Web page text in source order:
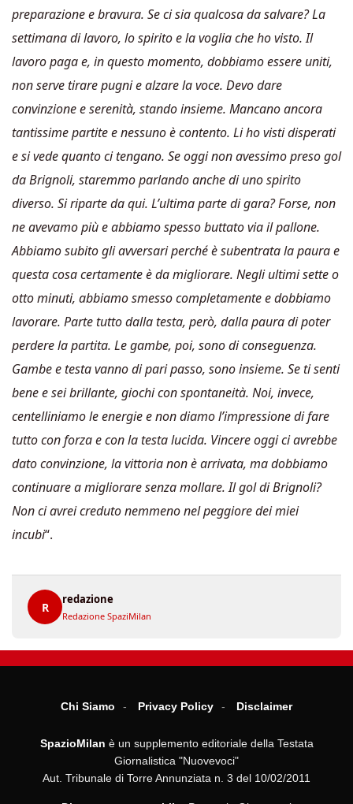
preparazione e bravura. Se ci sia qualcosa da salvare? La
settimana di lavoro, lo spirito e la voglia che ho visto. Il
lavoro paga e, in questo momento, dobbiamo essere uniti,
non serve tirare pugni e alzare la voce. Devo dare
convinzione e serenità, stando insieme. Mancano ancora
tantissime partite e nessuno è contento. Li ho visti disperati
e si vede quanto ci tengano. Se oggi non avessimo preso gol
da Brignoli, staremmo parlando anche di uno spirito
diverso. Si riparte da qui. L’ultima parte di gara? Forse, non
ne avevamo più e abbiamo spesso buttato via il pallone.
Abbiamo subito gli avversari perché è subentrata la paura e
questa cosa certamente è da migliorare. Negli ultimi sette o
otto minuti, abbiamo smesso completamente e dobbiamo
lavorare. Parte tutto dalla testa, però, dalla paura di poter
perdere la partita. Le gambe, poi, sono di conseguenza.
Gambe e testa vanno di pari passo, sono insieme. Se ti senti
bene e sei brillante, giochi con spontaneità. Noi, invece,
centelliniamo le energie e non diamo l’impressione di fare
tutto con forza e con la testa lucida. Vincere oggi ci avrebbe
dato convinzione, la vittoria non è arrivata, ma dobbiamo
continuare a migliorare senza mollare. Il gol di Brignoli?
Non ci avrei creduto nemmeno nel peggiore dei miei
incubi“.
R
redazione
Redazione SpaziMilan
Chi Siamo Privacy Policy Disclaimer
SpazioMilan è un supplemento editoriale della Testata
Giornalistica "Nuovevoci"
Aut. Tribunale di Torre Annunziata n. 3 del 10/02/2011